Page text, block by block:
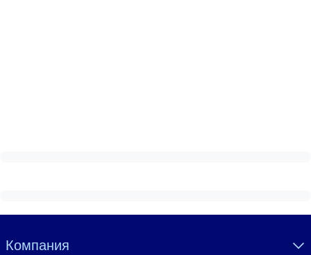
Visually hidden Text
Компания